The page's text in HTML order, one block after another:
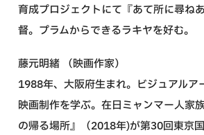
育成プロジェクトにて『あて所に尋ね
督。プラムからできるラキヤを好む。
藤元明緒 （映画作家）
1988年、大阪府生まれ。ビジュアルア
映画制作を学ぶ。在日ミャンマー人家
の帰る場所』（2018年)が第30回東京